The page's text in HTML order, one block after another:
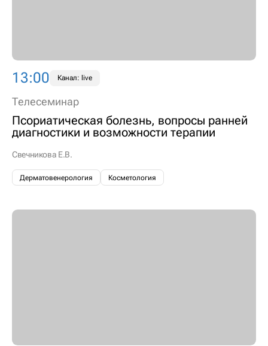
13:00 Канал: live
Телесеминар
Псориатическая болезнь, вопросы ранней
диагностики и возможности терапии
Свечникова Е.В.
Дерматовенерология Косметология